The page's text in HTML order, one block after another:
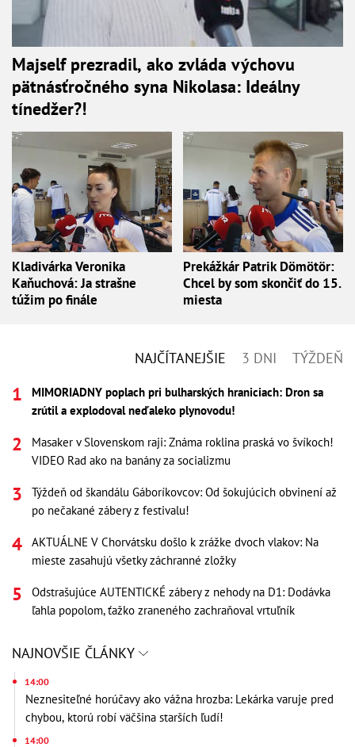
Majself prezradil, ako zvláda výchovu
pätnásťročného syna Nikolasa: Ideálny
tínedžer?!
Kladivárka Veronika
Kaňuchová: Ja strašne
túžim po finále
Prekážkár Patrik Dömötör:
Chcel by som skončiť do 15.
miesta
NAJČÍTANEJŠIE 3 DNI TÝŽDEŇ
MIMORIADNY poplach pri bulharských hraniciach: Dron sa
zrútil a explodoval neďaleko plynovodu!
Masaker v Slovenskom raji: Známa roklina praská vo švíkoch!
VIDEO Rad ako na banány za socializmu
Týždeň od škandálu Gáboríkovcov: Od šokujúcich obvinení až
po nečakané zábery z festivalu!
AKTUÁLNE V Chorvátsku došlo k zrážke dvoch vlakov: Na
mieste zasahujú všetky záchranné zložky
Odstrašujúce AUTENTICKÉ zábery z nehody na D1: Dodávka
ľahla popolom, ťažko zraneného zachraňoval vrtuľník
NAJNOVŠIE ČLÁNKY
14:00
Neznesiteľné horúčavy ako vážna hrozba: Lekárka varuje pred
chybou, ktorú robí väčšina starších ľudí!
14:00